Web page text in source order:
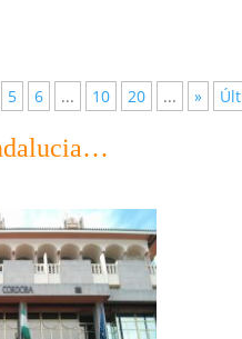
5 6 ... 10 20 ... »